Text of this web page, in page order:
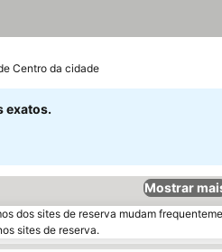
Centro da cidade
exatos.
Mostrar
dos sites de reserva mudam
sites de reserva.